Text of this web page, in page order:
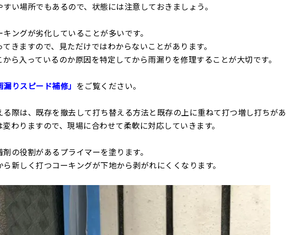
い場所でもあるので、状態には注意しておきましょう。
ングが劣化していることが多いです。
きますので、見ただけではわからないことがあります。
ら入っているのか原因を特定してから雨漏りを修理することが大切です。
漏りスピード補修」 をご覧ください。
際は、既存を撤去して打ち替える方法と既存の上に重ねて打つ増し打ちがあ
わりますので、現場に合わせて柔軟に対応していきます。
の役割があるプライマーを塗ります。
新しく打つコーキングが下地から剥がれにくくなります。